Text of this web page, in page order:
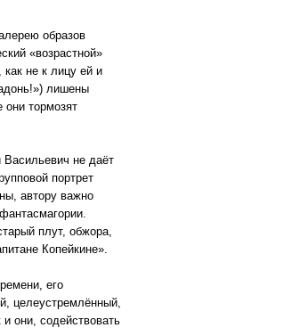
образов
«возрастной»
не к лицу ей и
лишены
тормозят
не даёт
портрет
автору важно
плут, обжора,
Копейкине».
его
целеустремлённый,
они, содействовать